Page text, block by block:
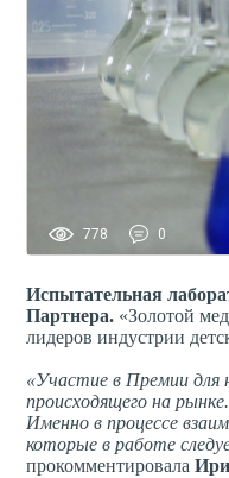
778 0
Испытательная
Партнера. «Золотой
лидеров индустрии
«Участие в Премии для
происходящего на
Именно в процессе
которые в работе
прокомментировала